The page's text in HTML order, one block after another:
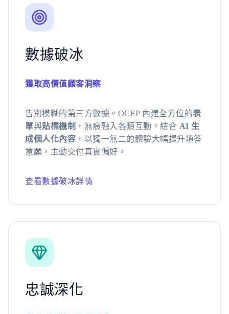
數據破冰
獲取高價值顧客洞察
告別模糊的第三方數據。OCEP 內建全方位的表
單與貼標機制 ，無痕融入各類互動。結合 AI 生
成個人化內容 ，以獨一無二的體驗大幅提升填答
意願，主動交付真實偏好。
查看數據破冰詳情
忠誠深化